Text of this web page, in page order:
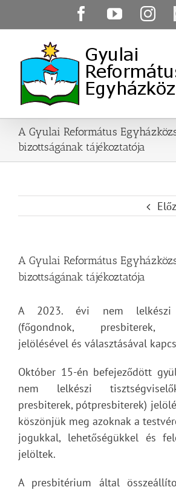
Facebook
A Gyulai Református
bizottságának tájékoztatója
A Gyulai Református
bizottságának tájékoztatója
A 2023. évi nem lelkészi
(főgondnok, presbiterek,
jelölésével és választásával
Október 15-én befejeződött
nem lelkészi
presbiterek, pótpresbiterek)
köszönjük meg azoknak a
jogukkal, lehetőségükkel és
jelöltek.
A presbitérium által